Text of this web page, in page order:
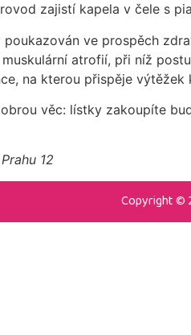
zajistí kapela v čele s
ve prospěch
atrofií, při níž
na kterou přispěje výtěžek
věc: lístky zakoupíte
12
Copyright ©